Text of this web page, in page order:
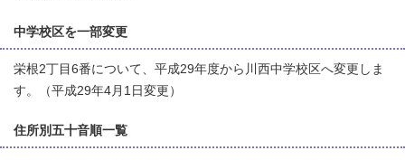
中学校区を一部変更
栄根2丁目6番について、平成29年度から川西中学校区へ変更しま
す。（平成29年4月1日変更）
住所別五十音順一覧